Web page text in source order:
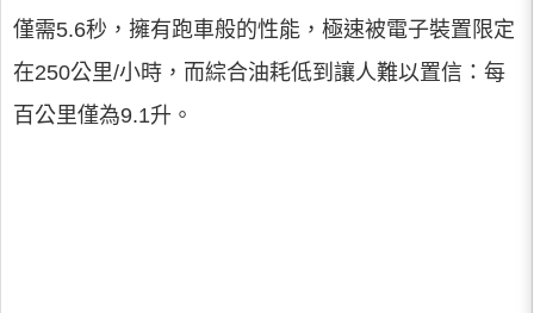
僅需5.6秒，擁有跑車般的性能，極速被電子裝置限定
在250公里/小時，而綜合油耗低到讓人難以置信：每
百公里僅為9.1升。